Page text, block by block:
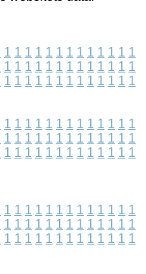
1 1 1 1 1 1 1 1 1 1 1 1 1
1 1 1 1 1 1 1 1 1 1 1 1 1
1 1 1 1 1 1 1 1 1 1 1 1 1
1 1 1 1 1 1 1 1 1 1 1 1 1
1 1 1 1 1 1 1 1 1 1 1 1 1
1 1 1 1 1 1 1 1 1 1 1 1 1
1 1 1 1 1 1 1 1 1 1 1 1 1
1 1 1 1 1 1 1 1 1 1 1 1 1
1 1 1 1 1 1 1 1 1 1 1 1 1